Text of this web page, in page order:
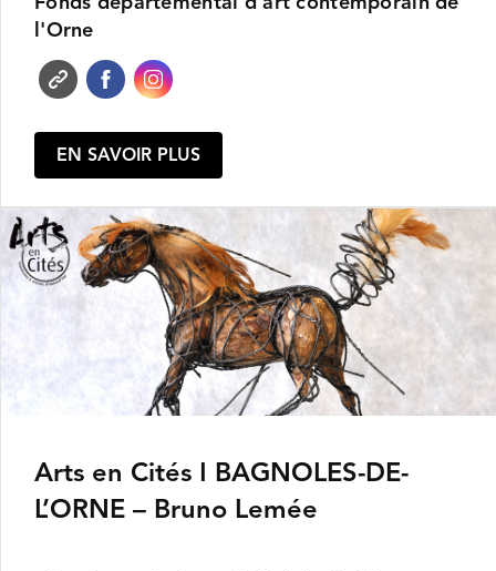
l'Orne
EN SAVOIR PLUS
Arts en Cités ǀ BAGNOLES-DE-
L’ORNE – Bruno Lemée